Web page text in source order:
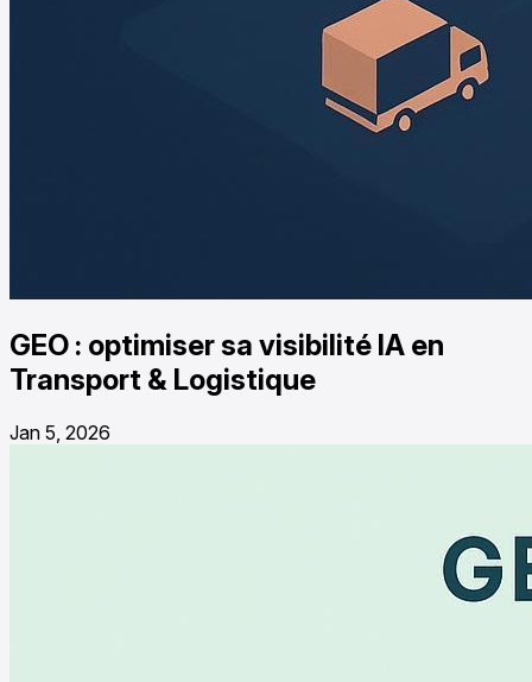
GEO : optimiser sa visibilité IA en
Transport & Logistique
Jan 5, 2026